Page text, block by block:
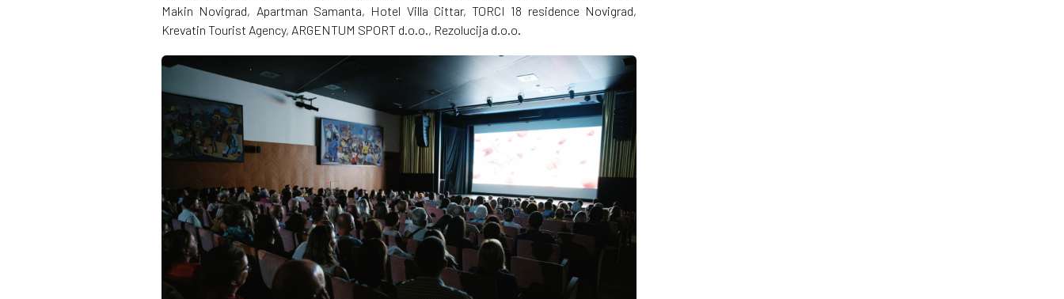
Makin Novigrad, Apartman Samanta, Hotel Villa Cittar, TORCI 18 residence Novigrad,
Krevatin Tourist Agency, ARGENTUM SPORT d.o.o., Rezolucija d.o.o.